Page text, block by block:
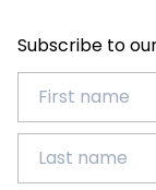
Subscribe to